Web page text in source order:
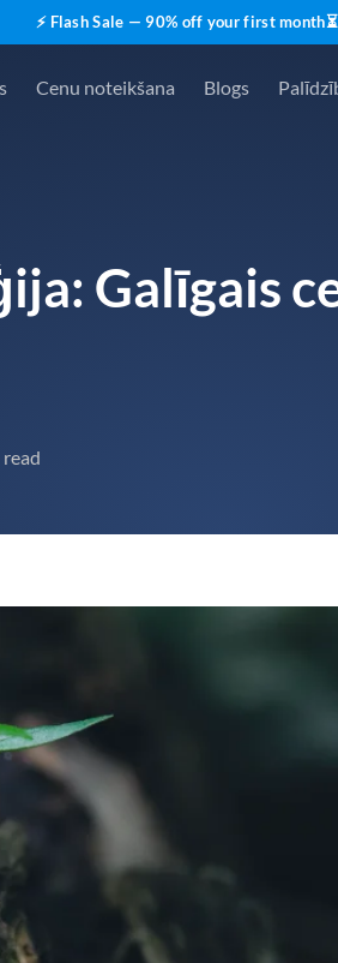
⚡ Flash Sale — 90% off your first month
Cenu noteikšana Blogs
Galīgais